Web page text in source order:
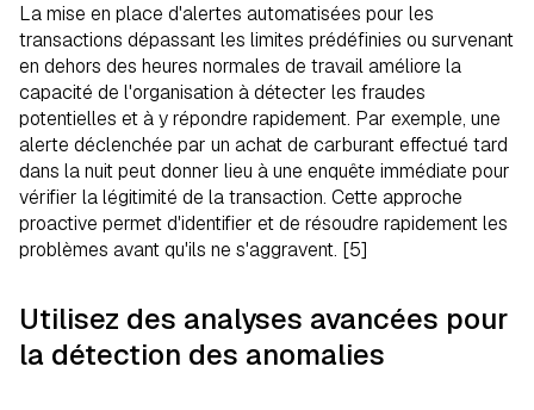
La mise en place d'alertes automatisées pour les
transactions dépassant les limites prédéfinies ou survenant
en dehors des heures normales de travail améliore la
capacité de l'organisation à détecter les fraudes
potentielles et à y répondre rapidement. Par exemple, une
alerte déclenchée par un achat de carburant effectué tard
dans la nuit peut donner lieu à une enquête immédiate pour
vérifier la légitimité de la transaction. Cette approche
proactive permet d'identifier et de résoudre rapidement les
problèmes avant qu'ils ne s'aggravent. [5]
Utilisez des analyses avancées pour
la détection des anomalies